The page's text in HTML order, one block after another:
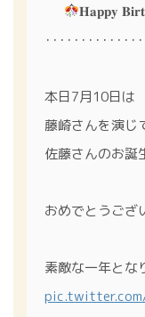
𝐇𝐚𝐩𝐩𝐲
･････････････
本日7月10日は
藤崎さんを演じ
佐藤さんのお誕
おめでとうござ
素敵な一年とな
pic.twitter.com/